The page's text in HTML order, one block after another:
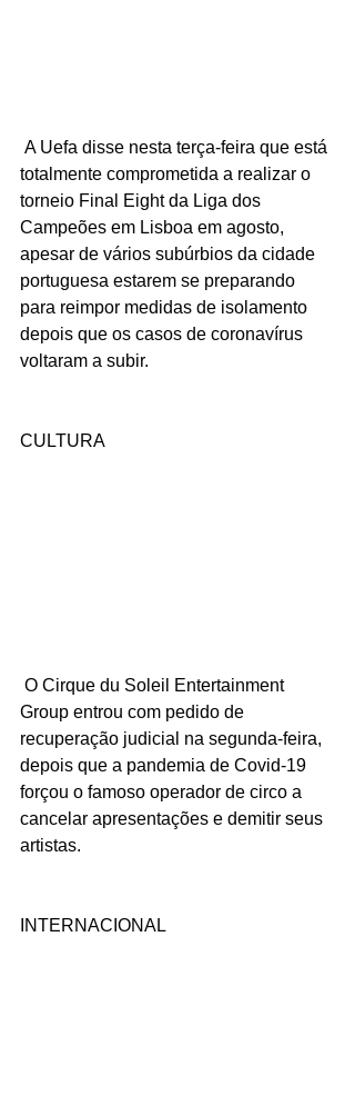
totalmente comprometida a realizar o
torneio Final Eight da Liga dos
Campeões em Lisboa em agosto,
apesar de vários subúrbios da cidade
portuguesa estarem se preparando
para reimpor medidas de isolamento
depois que os casos de coronavírus
voltaram a subir.
CULTURA
Group entrou com pedido de
recuperação judicial na segunda-feira,
depois que a pandemia de Covid-19
forçou o famoso operador de circo a
cancelar apresentações e demitir seus
artistas.
INTERNACIONAL